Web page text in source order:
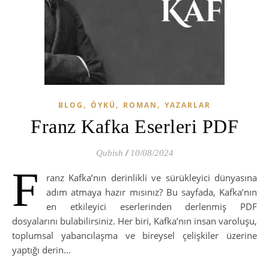
BLOG , ÖYKÜ , ROMAN , YAZARLAR
Franz Kafka Eserleri PDF
Qubish / 10/08/2024
F
ranz Kafka’nın derinlikli ve sürükleyici dünyasına
adım atmaya hazır mısınız? Bu sayfada, Kafka’nın
en etkileyici eserlerinden derlenmiş PDF
dosyalarını bulabilirsiniz. Her biri, Kafka’nın insan varoluşu,
toplumsal yabancılaşma ve bireysel çelişkiler üzerine
yaptığı derin…